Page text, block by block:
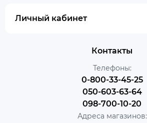
Личный кабинет
Контакты
Телефоны:
0-800-33-45-25
050-603-63-64
098-700-10-20
Адреса магазинов: